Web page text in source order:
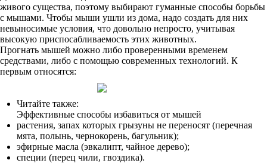
живого существа, поэтому выбирают гуманные способы борьбы
с мышами. Чтобы мыши ушли из дома, надо создать для них
невыносимые условия, что довольно непросто, учитывая
высокую приспосабливаемость этих животных.
Прогнать мышей можно либо проверенными временем
средствами, либо с помощью современных технологий. К
первым относятся:
Читайте также:
Эффективные способы избавиться от мышей
растения, запах которых грызуны не переносят (перечная
мята, полынь, чернокорень, багульник);
эфирные масла (эвкалипт, чайное дерево);
специи (перец чили, гвоздика).